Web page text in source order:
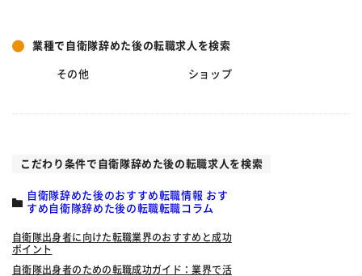
業種で自衛隊辞めた後の転職求人を検索
その他 ショップ
こだわり条件で自衛隊辞めた後の転職求人を検索
自衛隊辞めた後のおすすめ転職情報 おす
すめ自衛隊辞めた後の転職転職コラム
自衛隊出身者に向けた転職業界のおすすめと成功
ポイント
自衛隊出身者のための転職成功ガイド：業界で活